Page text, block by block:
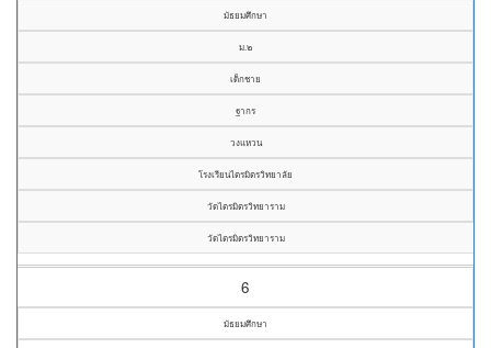
มัธยมศึกษา
ม.๒
เด็กชาย
ฐากร
วงแหวน
โรงเรียนไตรมิตรวิทยาลัย
วัดไตรมิตรวิทยาราม
วัดไตรมิตรวิทยาราม
6
มัธยมศึกษา